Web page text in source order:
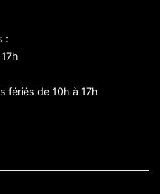
:
fériés de 10h à 17h